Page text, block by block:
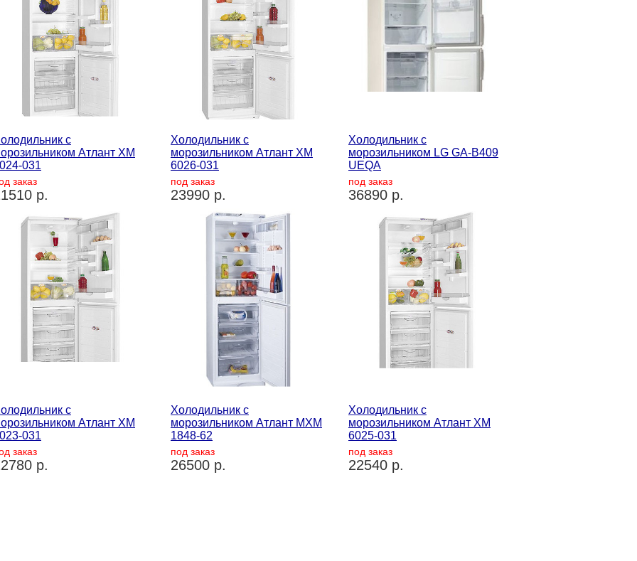
с
Атлант ХМ
031
заказ
р.
Холодильник с
морозильником Атлант ХМ
6026-031
под заказ
23990 р.
Холодильник с
морозильником LG GA-B409
UEQA
под заказ
36890 р.
с
Атлант ХМ
031
заказ
р.
Холодильник с
морозильником Атлант МХМ
1848-62
под заказ
26500 р.
Холодильник с
морозильником Атлант ХМ
6025-031
под заказ
22540 р.